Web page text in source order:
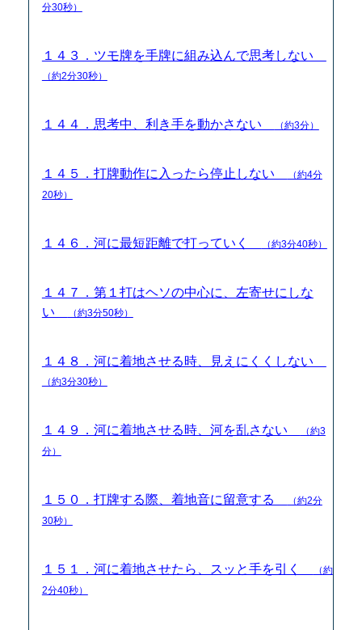
分30秒）
１４３．ツモ牌を手牌に組み込んで思考しない
（約2分30秒）
１４４．思考中、利き手を動かさない （約3分）
１４５．打牌動作に入ったら停止しない
（約4分
20秒）
１４６．河に最短距離で打っていく （約3分40秒）
１４７．第１打はヘソの中心に、左寄せにしな
い
（約3分50秒）
１４８．河に着地させる時、見えにくくしない
（約3分30秒）
１４９．河に着地させる時、河を乱さない
（約3
分）
１５０．打牌する際、着地音に留意する
（約2分
30秒）
１５１．河に着地させたら、スッと手を引く
（約
2分40秒）